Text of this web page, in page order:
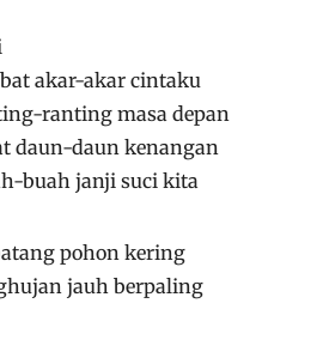
akar-akar cintaku
ranting masa depan
daun-daun kenangan
buah janji suci kita
pohon kering
jauh berpaling